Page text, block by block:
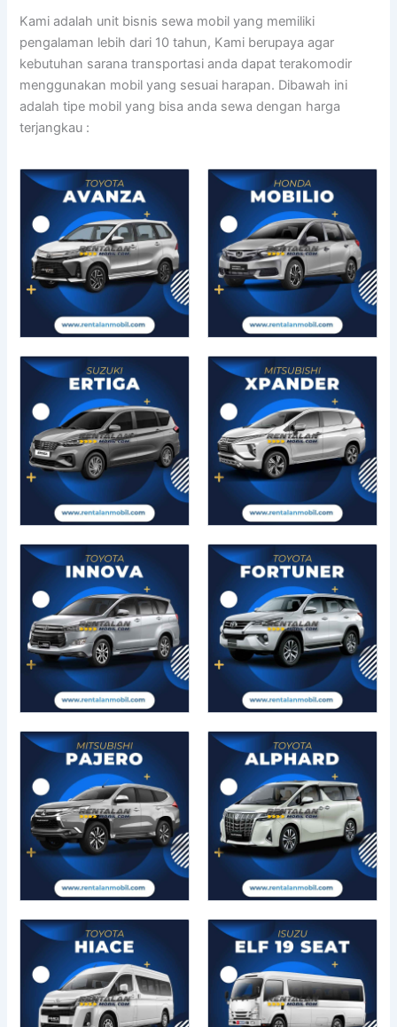
Kami adalah unit bisnis sewa mobil yang memiliki
pengalaman lebih dari 10 tahun, Kami berupaya agar
kebutuhan sarana transportasi anda dapat terakomodir
menggunakan mobil yang sesuai harapan. Dibawah ini
adalah tipe mobil yang bisa anda sewa dengan harga
terjangkau :